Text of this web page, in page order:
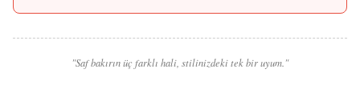
"Saf bakırın üç farklı hali, stilinizdeki tek bir uyum."